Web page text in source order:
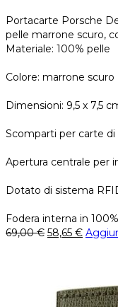
Portacarte Porsche
pelle marrone scuro,
Materiale: 100% pelle
Colore: marrone scuro
Dimensioni: 9,5 x 7,5
Scomparti per carte di
Apertura centrale per
Dotato di sistema
Fodera interna in
69,00€ 58,65 €